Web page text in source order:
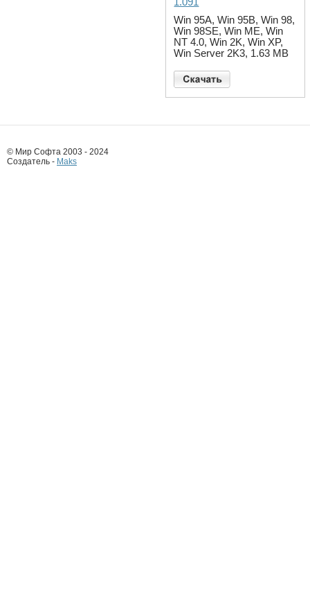
Win 95A, Win 95B, Win 98,
Win 98SE, Win ME, Win
NT 4.0, Win 2K, Win XP,
Win Server 2K3, 1.63 MB
© Мир Софта 2003 - 2024
Создатель - Maks